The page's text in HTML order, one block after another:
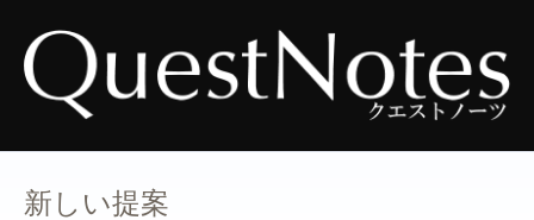
ン
テ
ン
ツ
新しい提案